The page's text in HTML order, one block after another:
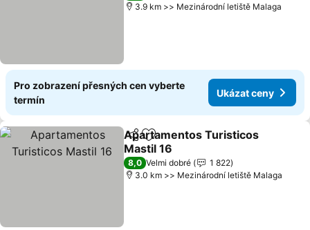
3.9 km >> Mezinárodní letiště Malaga
Pro zobrazení přesných cen vyberte
termín
Ukázat ceny
SdíletPřidat na seznam oblíbených
Apartamentos Turisticos
Mastil 16
8,0 Velmi dobré
1 822
3.0 km >> Mezinárodní letiště Malaga